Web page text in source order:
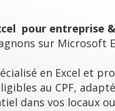
pour entreprise
sur Microsoft
en Excel et
au CPF,
dans vos locaux